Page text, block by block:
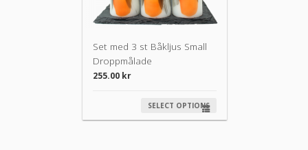
Set med 3 st Båkljus Small
Droppmålade
255.00 kr
SELECT OPTIONS